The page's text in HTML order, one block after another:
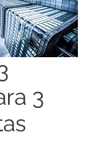
3